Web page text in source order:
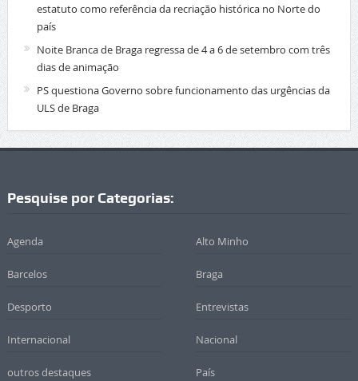
estatuto como referência da recriação histórica no Norte do
país
Noite Branca de Braga regressa de 4 a 6 de setembro com três
dias de animação
PS questiona Governo sobre funcionamento das urgências da
ULS de Braga
Pesquise por Categorias:
Agenda Alto Minho
Barcelos Braga
Desporto Entrevistas
Internacional Nacional
outros destaques País